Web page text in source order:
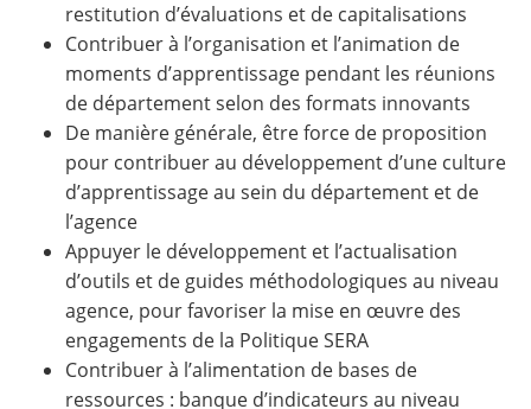
restitution d’évaluations et de capitalisations
Contribuer à l’organisation et l’animation de
moments d’apprentissage pendant les réunions
de département selon des formats innovants
De manière générale, être force de proposition
pour contribuer au développement d’une culture
d’apprentissage au sein du département et de
l’agence
Appuyer le développement et l’actualisation
d’outils et de guides méthodologiques au niveau
agence, pour favoriser la mise en œuvre des
engagements de la Politique SERA
Contribuer à l’alimentation de bases de
ressources : banque d’indicateurs au niveau